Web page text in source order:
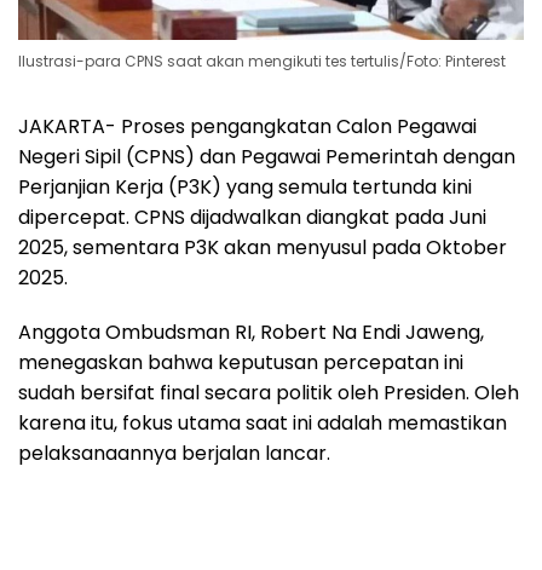
Ilustrasi-para CPNS saat akan mengikuti tes tertulis/Foto: Pinterest
JAKARTA- Proses pengangkatan Calon Pegawai
Negeri Sipil (CPNS) dan Pegawai Pemerintah dengan
Perjanjian Kerja (P3K) yang semula tertunda kini
dipercepat. CPNS dijadwalkan diangkat pada Juni
2025, sementara P3K akan menyusul pada Oktober
2025.
Anggota Ombudsman RI, Robert Na Endi Jaweng,
menegaskan bahwa keputusan percepatan ini
sudah bersifat final secara politik oleh Presiden. Oleh
karena itu, fokus utama saat ini adalah memastikan
pelaksanaannya berjalan lancar.